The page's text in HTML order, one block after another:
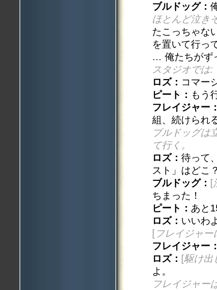
ブルドッグ：
ほとんど泣き
たこっちゃな
を置いて行っ
… 俺たちがず
スタジオでは:
ロズ： コマー
ピート： もう
フレイジャー
組、続けられ
ブルドッグは
て行く。
ロズ： 待って
スト」はどこ
ブルドッグ： [
ちまった！
ピート： あと
ロズ： いいわ
[ フレイジャ
フレイジャー
ロズ： [駆け出
よ。
フレイジャー